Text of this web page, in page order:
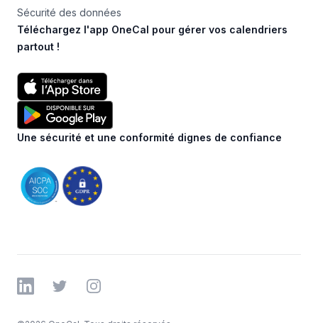
Sécurité des données
Téléchargez l'app OneCal pour gérer vos calendriers
partout !
Une sécurité et une conformité dignes de confiance
LinkedInTwitter Instagram